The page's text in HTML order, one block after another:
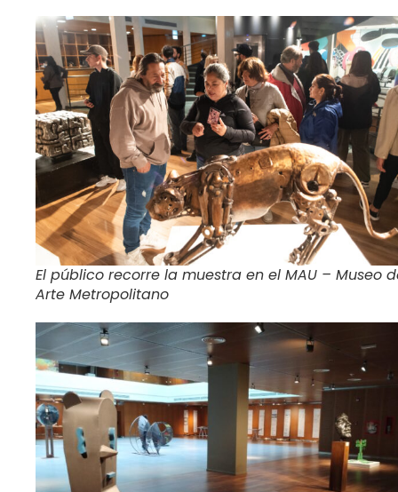
El público recorre la muestra en el MAU – Museo
Arte Metropolitano